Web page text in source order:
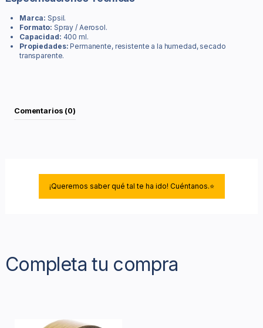
Marca: Spsil.
Formato: Spray / Aerosol.
Capacidad: 400 ml.
Propiedades: Permanente, resistente a la humedad, secado
transparente.
Comentarios (0)
¡Queremos saber qué tal te ha ido! Cuéntanos.⭐
Completa tu compra